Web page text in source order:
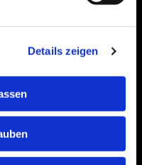
Details zeigen
Cookies,